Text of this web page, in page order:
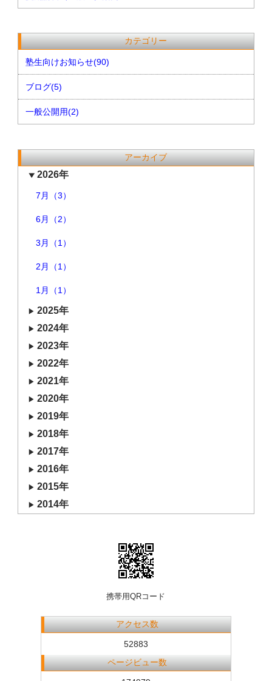
カテゴリー
塾生向けお知らせ(90)
ブログ(5)
一般公開用(2)
アーカイブ
2026年
7月（3）
6月（2）
3月（1）
2月（1）
1月（1）
2025年
2024年
2023年
2022年
2021年
2020年
2019年
2018年
2017年
2016年
2015年
2014年
携帯用QRコード
アクセス数
52883
ページビュー数